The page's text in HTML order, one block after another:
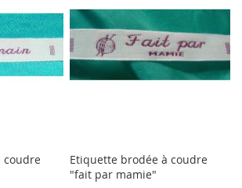
D'ACHATS
coudre
Etiquette brodée à coudre
"fait par mamie"